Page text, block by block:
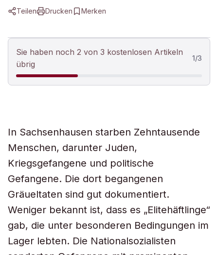
Teilen Drucken Merken
Sie haben noch 2 von 3 kostenlosen Artikeln
übrig
1/3
In Sachsenhausen starben Zehntausende
Menschen, darunter Juden,
Kriegsgefangene und politische
Gefangene. Die dort begangenen
Gräueltaten sind gut dokumentiert.
Weniger bekannt ist, dass es „Elitehäftlinge“
gab, die unter besonderen Bedingungen im
Lager lebten. Die Nationalsozialisten